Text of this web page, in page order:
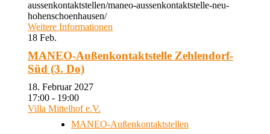
aussenkontaktstellen/maneo-aussenkontaktstelle-neu-
hohenschoenhausen/
Weitere Informationen
18 Feb.
MANEO-Außenkontaktstelle Zehlendorf-
Süd (3. Do)
18. Februar 2027
17:00 - 19:00
Villa Mittelhof e.V.
MANEO-Außenkontaktstellen